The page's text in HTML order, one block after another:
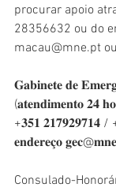
procurar apoio
28356632 ou do
macau@mne.pt
𝐆𝐚𝐛𝐢𝐧𝐞𝐭𝐞 𝐝𝐞
(𝐚𝐭𝐞𝐧𝐝𝐢𝐦𝐞𝐧𝐭𝐨 𝟐𝟒
+𝟑𝟓𝟏 𝟐𝟏𝟕𝟗𝟐𝟗𝟕𝟏𝟒 /
𝐞𝐧𝐝𝐞𝐫𝐞𝐜̧𝐨
Consulado-